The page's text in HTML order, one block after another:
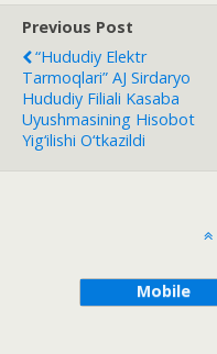
Previous Post
“Hududiy Elektr
Tarmoqlari” AJ Sirdaryo
Hududiy Filiali Kasaba
Uyushmasining Hisobot
Yig‘ilishi O‘tkazildi
Mobile